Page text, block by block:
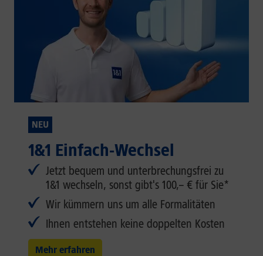
NEU
1&1 Einfach-Wechsel
Jetzt bequem und unterbrechungsfrei zu
1&1 wechseln, sonst gibt's 100,– € für Sie*
Wir kümmern uns um alle Formalitäten
Ihnen entstehen keine doppelten Kosten
Mehr erfahren